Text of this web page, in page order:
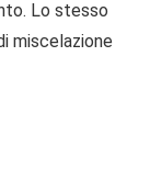
Lo stesso
miscelazione